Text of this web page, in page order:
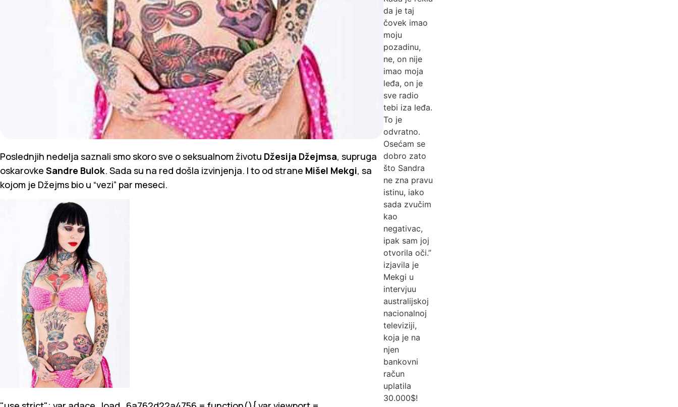
Poslednjih nedelja saznali smo skoro sve o seksualnom životu Džesija Džejmsa, supruga
oskarovke Sandre Bulok. Sada su na red došla izvinjenja. I to od strane Mišel Mekgi, sa
kojom je Džejms bio u “vezi” par meseci.
da je taj
čovek imao
moju
pozadinu,
ne, on nije
imao moja
leđa, on je
sve radio
tebi iza leđa.
To je
odvratno.
Osećam se
dobro zato
što Sandra
ne zna pravu
istinu, iako
sada zvučim
kao
negativac,
ipak sam joj
otvorila oči.”
izjavila je
Mekgi u
intervjuu
australijskoj
nacionalnoj
televiziji,
koja je na
njen
bankovni
račun
uplatila
30.000$!